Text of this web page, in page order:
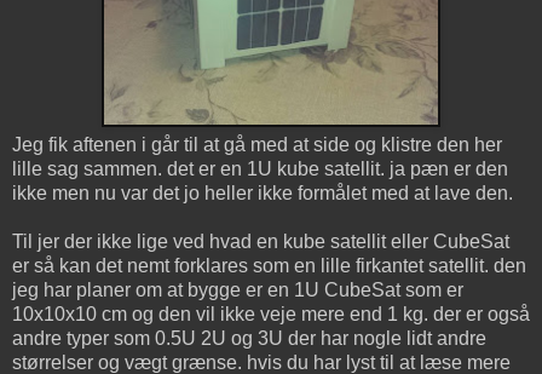
Jeg fik aftenen i går til at gå med at side og klistre den her
lille sag sammen. det er en 1U kube satellit. ja pæn er den
ikke men nu var det jo heller ikke formålet med at lave den.
Til jer der ikke lige ved hvad en kube satellit eller CubeSat
er så kan det nemt forklares som en lille firkantet satellit. den
jeg har planer om at bygge er en 1U CubeSat som er
10x10x10 cm og den vil ikke veje mere end 1 kg. der er også
andre typer som 0.5U 2U og 3U der har nogle lidt andre
størrelser og vægt grænse. hvis du har lyst til at læse mere